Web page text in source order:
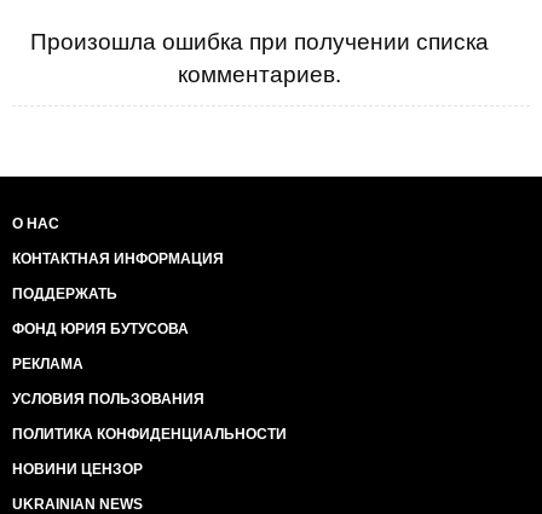
Произошла ошибка при получении списка
комментариев.
О НАС
КОНТАКТНАЯ ИНФОРМАЦИЯ
ПОДДЕРЖАТЬ
ФОНД ЮРИЯ БУТУСОВА
РЕКЛАМА
УСЛОВИЯ ПОЛЬЗОВАНИЯ
ПОЛИТИКА КОНФИДЕНЦИАЛЬНОСТИ
НОВИНИ ЦЕНЗОР
UKRAINIAN NEWS